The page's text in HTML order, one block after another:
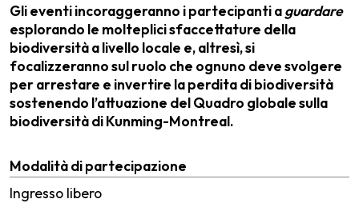
Gli eventi incoraggeranno i partecipanti aguardare
esplorando le molteplici sfaccettature della
biodiversità a livello locale e, altresì, si
focalizzeranno sul ruolo che ognuno deve svolgere
per arrestare e invertire la perdita di biodiversità
sostenendo l’attuazione del Quadro globale sulla
biodiversità di Kunming-Montreal.
Modalità di partecipazione
Ingresso libero